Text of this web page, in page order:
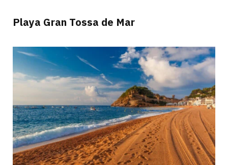
Playa Gran Tossa de Mar